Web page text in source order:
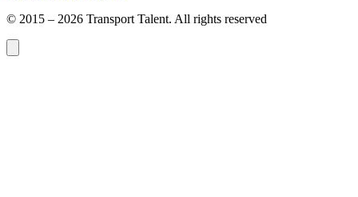
© 2015 – 2026 Transport Talent. All rights reserved